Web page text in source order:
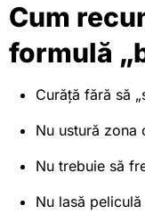
Cum
formulă
Curăță fără să
Nu ustură zona
Nu trebuie să
Nu lasă